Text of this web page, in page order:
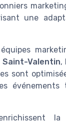
une
Saint-Valentin,
sont
événements